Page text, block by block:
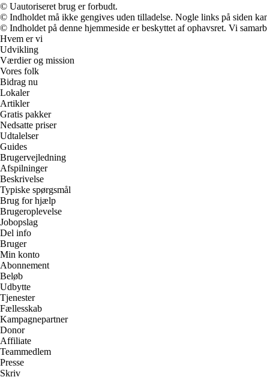
© Uautoriseret brug er forbudt.
© Indholdet må ikke gengives uden tilladelse. Nogle links på siden
© Indholdet på denne hjemmeside er beskyttet af ophavsret. Vi
Hvem er vi
Udvikling
Værdier og mission
Vores folk
Bidrag nu
Lokaler
Artikler
Gratis pakker
Nedsatte priser
Udtalelser
Guides
Brugervejledning
Afspilninger
Beskrivelse
Typiske spørgsmål
Brug for hjælp
Brugeroplevelse
Jobopslag
Del info
Bruger
Min konto
Abonnement
Beløb
Udbytte
Tjenester
Fællesskab
Kampagnepartner
Donor
Affiliate
Teammedlem
Presse
Skriv